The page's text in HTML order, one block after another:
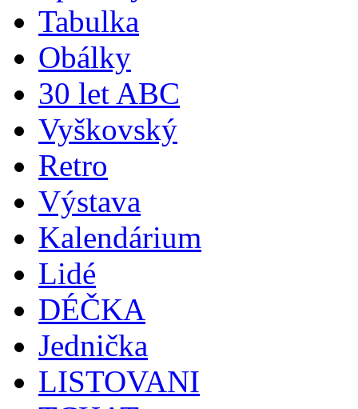
Tabulka
Obálky
30 let ABC
Vyškovský
Retro
Výstava
Kalendárium
Lidé
DÉČKA
Jednička
LISTOVANI